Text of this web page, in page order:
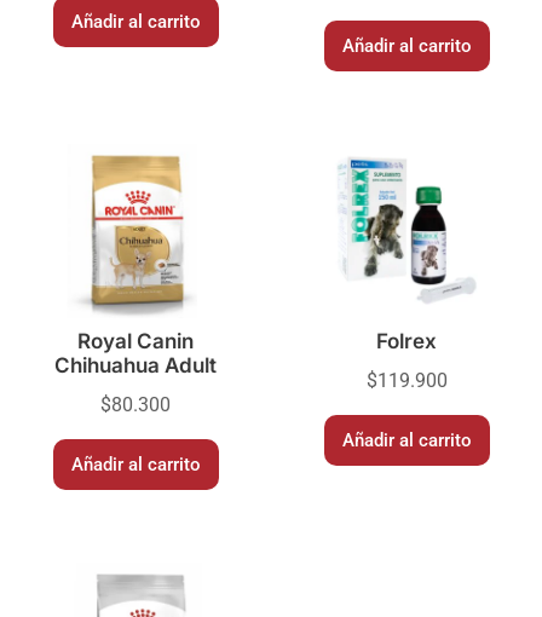
Añadir al carrito
Añadir al carrito
Royal Canin
Chihuahua Adult
$80.300
Añadir al carrito
Folrex
$119.900
Añadir al carrito